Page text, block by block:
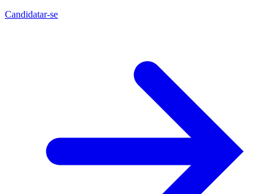
Candidatar-se